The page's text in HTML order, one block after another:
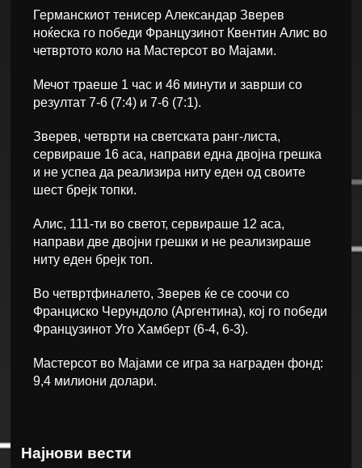
Германскиот тенисер Александар Зверев
ноќеска го победи Французинот Квентин Алис во
четвртото коло на Мастерсот во Мајами.
Мечот траеше 1 час и 46 минути и заврши со
резултат 7-6 (7:4) и 7-6 (7:1).
Зверев, четврти на светската ранг-листа,
сервираше 16 аса, направи една двојна грешка
и не успеа да реализира ниту еден од своите
шест брејк топки.
Алис, 111-ти во светот, сервираше 12 аса,
направи две двојни грешки и не реализираше
ниту еден брејк топ.
Во четвртфиналето, Зверев ќе се соочи со
Франциско Черундоло (Аргентина), кој го победи
Французинот Уго Хамберт (6-4, 6-3).
Мастерсот во Мајами се игра за награден фонд:
9,4 милиони долари.
Најнови вести